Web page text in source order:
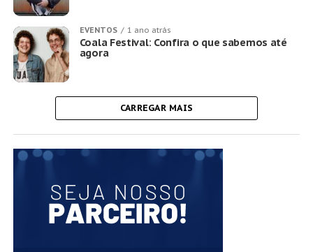
EVENTOS 1 ano atrás
Coala Festival: Confira o que sabemos até
agora
CARREGAR MAIS